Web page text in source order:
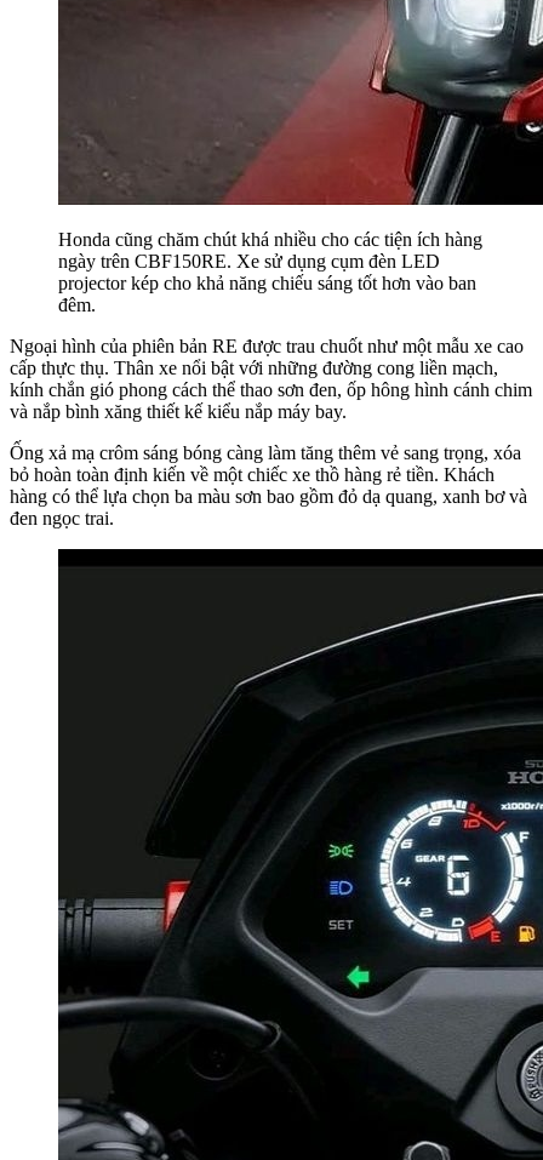
Honda cũng chăm chút khá nhiều cho các tiện ích hàng
ngày trên CBF150RE. Xe sử dụng cụm đèn LED
projector kép cho khả năng chiếu sáng tốt hơn vào ban
đêm.
Ngoại hình của phiên bản RE được trau chuốt như một mẫu xe cao
cấp thực thụ. Thân xe nổi bật với những đường cong liền mạch,
kính chắn gió phong cách thể thao sơn đen, ốp hông hình cánh chim
và nắp bình xăng thiết kế kiểu nắp máy bay.
Ống xả mạ crôm sáng bóng càng làm tăng thêm vẻ sang trọng, xóa
bỏ hoàn toàn định kiến về một chiếc xe thồ hàng rẻ tiền. Khách
hàng có thể lựa chọn ba màu sơn bao gồm đỏ dạ quang, xanh bơ và
đen ngọc trai.